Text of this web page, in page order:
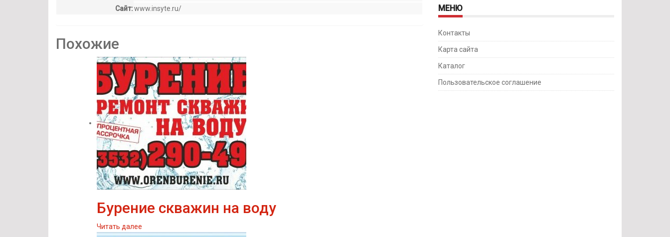
Сайт:www.insyte.ru/
Похожие
Бурение скважин на воду
Читать далее
МЕНЮ
Контакты
Карта сайта
Каталог
Пользовательское соглашение